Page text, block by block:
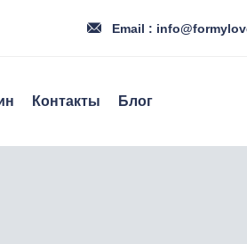
Email :
Контакты Блог